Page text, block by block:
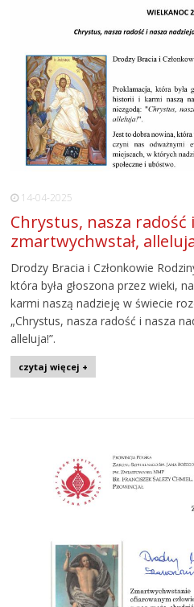
14-04-2025
Chrystus, nasza radość
zmartwychwstał,
Drodzy Bracia i Członkowie
która była głoszona przez wieki,
karmi naszą nadzieję w świecie
„Chrystus, nasza radość i nasza
alleluja!”.
czytaj więcej +